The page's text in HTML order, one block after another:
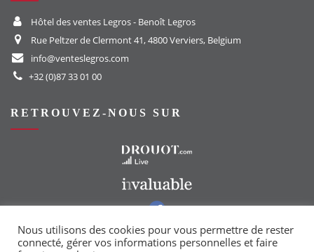
Hôtel des ventes Legros - Benoît Legros
Rue Peltzer de Clermont 41, 4800 Verviers, Belgium
info@venteslegros.com
+32 (0)87 33 01 00
RETROUVEZ-NOUS SUR
Vers notre groupe Facebook
Nous utilisons des cookies pour vous permettre de rester
connecté, gérer vos informations personnelles et faire